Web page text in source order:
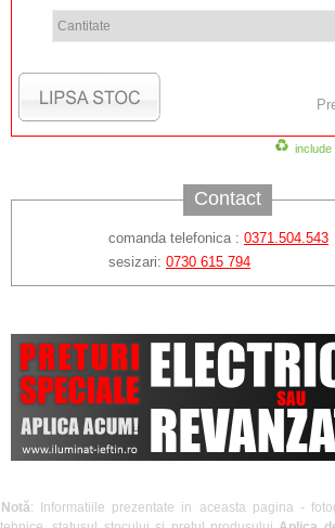
include
Contact
comanda telefonica : 0371.504.543
sesizari: 0730 615 794
Notă: Informatiile prezentate in aceasta pagina -